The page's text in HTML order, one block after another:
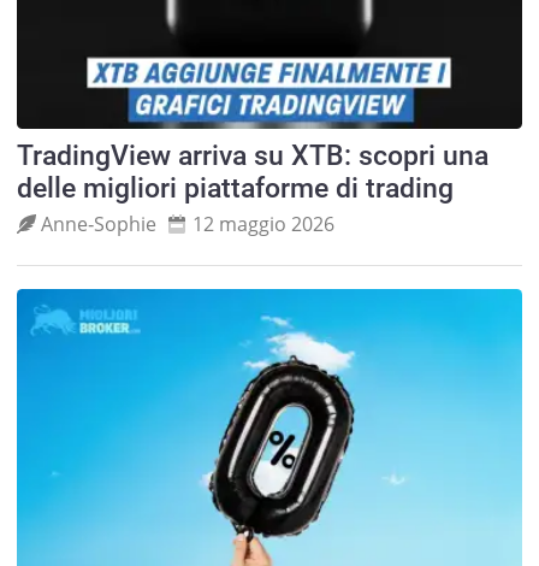
TradingView arriva su XTB: scopri una
delle migliori piattaforme di trading
Anne‑Sophie 12 maggio 2026